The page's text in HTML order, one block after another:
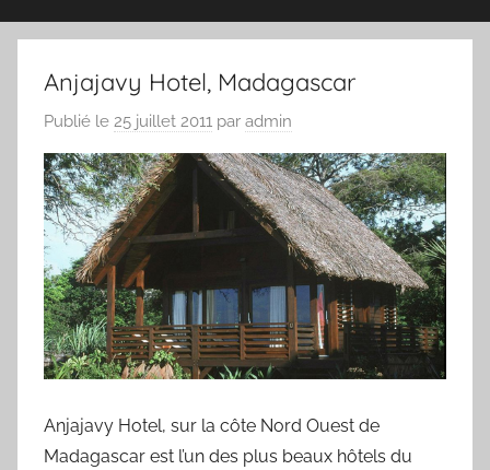
Anjajavy Hotel, Madagascar
Publié le 25 juillet 2011 par admin
Anjajavy Hotel, sur la côte Nord Ouest de
Madagascar est l’un des plus beaux hôtels du